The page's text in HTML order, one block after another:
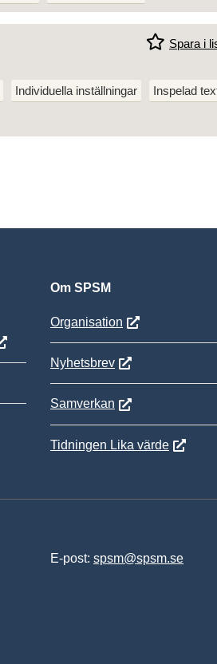
Spara i
Individuella inställningar
Inspelad
Om SPSM
Organisation
Nyhetsbrev
Samverkan
Tidningen Lika värde
E-post: spsm@spsm.se